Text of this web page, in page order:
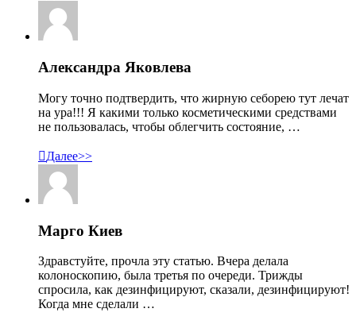
Александра Яковлева
Могу точно подтвердить, что жирную себорею тут лечат
на ура!!! Я какими только косметическими средствами
не пользовалась, чтобы облегчить состояние, …
Далее>>
Марго Киев
Здравстуйте, прочла эту статью. Вчера делала
колоноскопию, была третья по очереди. Трижды
спросила, как дезинфицируют, сказали, дезинфицируют!
Когда мне сделали …